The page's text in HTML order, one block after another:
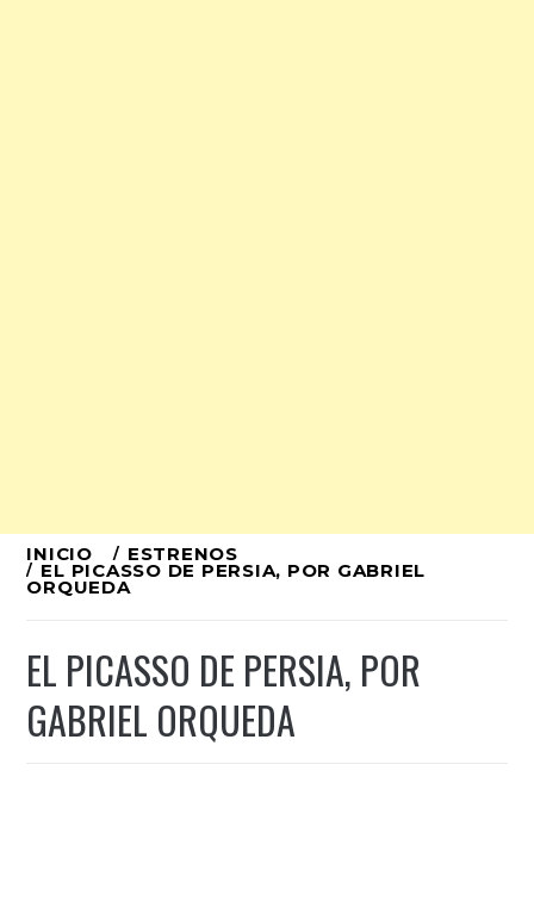
Ir
al
INICIO ESTRENOS
EL PICASSO DE PERSIA, POR GABRIEL
ORQUEDA
EL PICASSO DE PERSIA, POR
GABRIEL ORQUEDA